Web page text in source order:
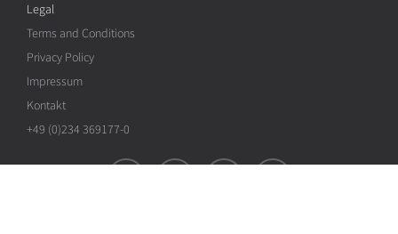
Legal
Terms and Conditions
Privacy Policy
Impressum
Kontakt
+49 (0)234 369177-0